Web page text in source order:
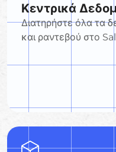
Κεντρικά
Διατηρήστε όλα τα
και ραντεβού στο